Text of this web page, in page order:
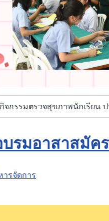
จกรรมตรวจสุขภาพนักเรียน
รมอาสาสมัค
ารจัดการ